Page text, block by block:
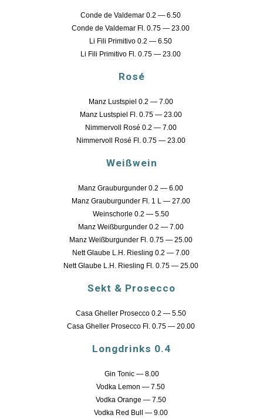
Conde de Valdemar 0.2 — 6.50
Conde de Valdemar Fl. 0.75 — 23.00
Li Fili Primitivo 0.2 — 6.50
Li Fili Primitivo Fl. 0.75 — 23.00
Rosé
Manz Lustspiel 0.2 — 7.00
Manz Lustspiel Fl. 0.75 — 23.00
Nimmervoll Rosé 0.2 — 7.00
Nimmervoll Rosé Fl. 0.75 — 23.00
Weißwein
Manz Grauburgunder 0.2 — 6.00
Manz Grauburgunder Fl. 1 L — 27.00
Weinschorle 0.2 — 5.50
Manz Weißburgunder 0.2 — 7.00
Manz Weißburgunder Fl. 0.75 — 25.00
Nett Glaube L.H. Riesling 0.2 — 7.00
Nett Glaube L.H. Riesling Fl. 0.75 — 25.00
Sekt & Prosecco
Casa Gheller Prosecco 0.2 — 5.50
Casa Gheller Prosecco Fl. 0.75 — 20.00
Longdrinks 0.4
Gin Tonic — 8.00
Vodka Lemon — 7.50
Vodka Orange — 7.50
Vodka Red Bull — 9.00